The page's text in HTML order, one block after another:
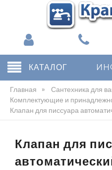
КАТАЛОГ
Главная » Сантехника для
Комплектующие и
Клапан для писсуара
Клапан для